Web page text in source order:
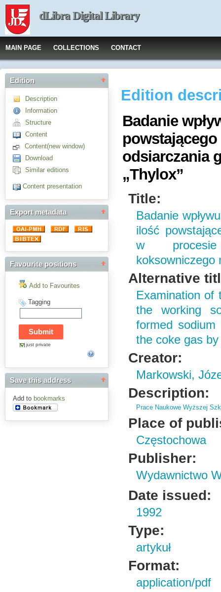
dLibra Digital Library
MAIN PAGE COLLECTIONS CONTACT
Edition
Description
Information
Structure
Content
Content(new window)
Download
Similar editions
Content presentation
Export metadata
Favourite positions
Add to Favourites
Tagging
just private
Save this address
Add to bookmarks
Edition
Badanie
odsiarczania
„Thylox”
Title:
Badanie
ilość
w
koksowniczego
Alternative
Examination of
the working
formed
the coke gas
Creator:
Markowski,
Description:
Prace Naukowe Wyższej
Place of
Częstochowa
Publisher:
Wydawnictwo
Date issued:
1992
Type:
artykuł
Format:
application/pdf